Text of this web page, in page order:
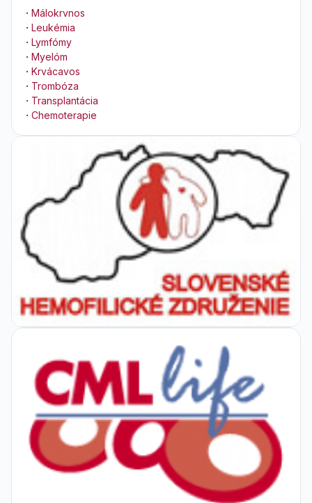
· Málokrvnos
· Leukémia
· Lymfómy
· Myelóm
· Krvácavos
· Trombóza
· Transplantácia
· Chemoterapie